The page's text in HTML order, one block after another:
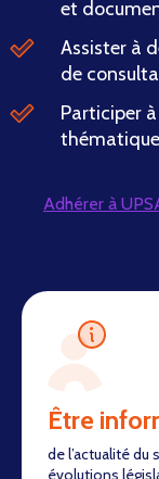
Être
de l’actualité du
évolutions
et
Assister à
de
Participer
Adhérer à